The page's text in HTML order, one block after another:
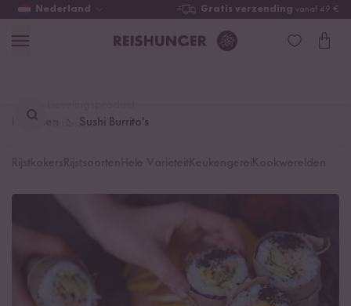
Nederland Gratis verzending vanaf 49 €
vinden ...
Recepten Sushi Burrito's